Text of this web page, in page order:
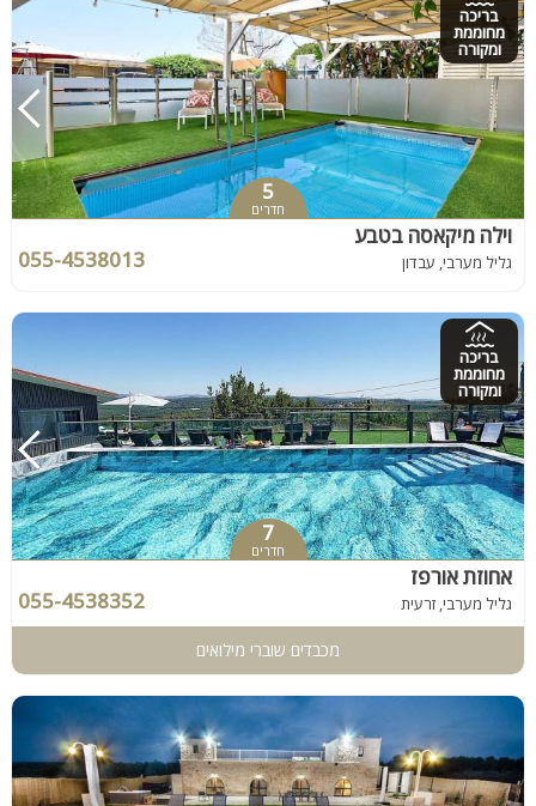
בריכה
מחוממת
ומקורה
5
חדרים
וילה מיקאסה בטבע
גליל מערבי, עבדון 055-4538013
בריכה
מחוממת
ומקורה
7
חדרים
אחוזת אורפז
גליל מערבי, זרעית 055-4538352
מכבדים שוברי מילואים